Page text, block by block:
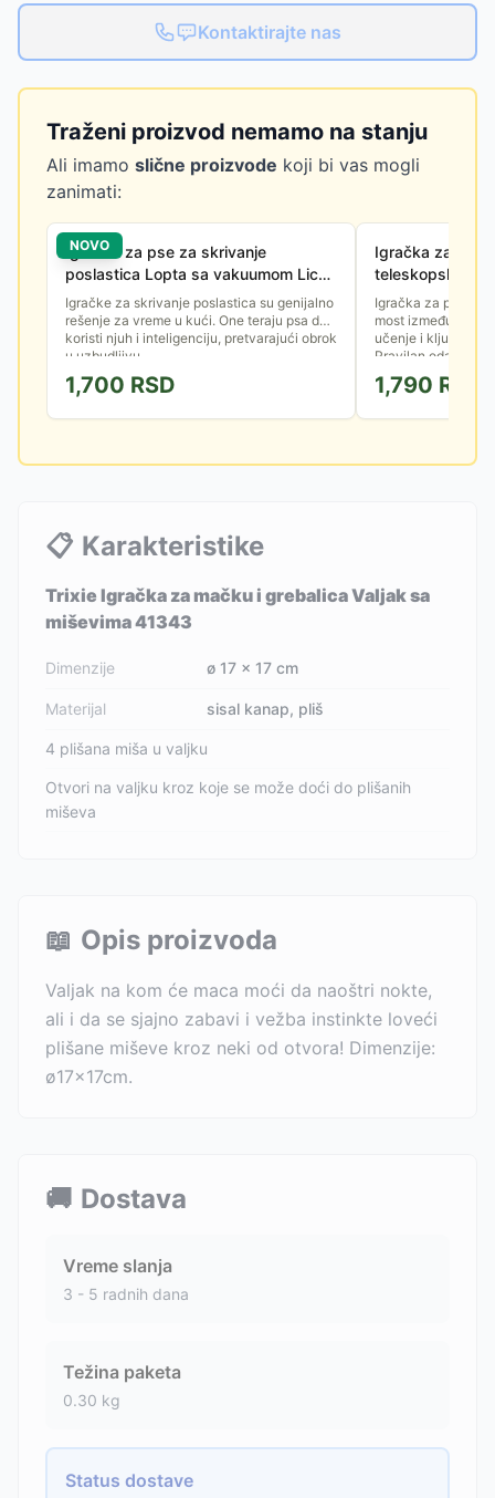
Kontaktirajte nas
Traženi proizvod nemamo na stanju
Ali imamo slične proizvode koji bi vas mogli
zanimati:
NOVO
Igračka za pse za skrivanje
poslastica Lopta sa vakuumom Lick
N Snack TRIXIE 33418
Igračke za skrivanje poslastica su genijalno
rešenje za vreme u kući. One teraju psa da
koristi njuh i inteligenciju, pretvarajući obrok
u uzbudljivu...
1,700 RSD
Igračka za pse
teleskopskom
TRIXIE 32145
Igračka za psa nije
most između vas i
učenje i ključ za
Pravilan odabir
1,790 RSD
📋 Karakteristike
Trixie Igračka za mačku i grebalica Valjak sa
miševima 41343
Dimenzije ø 17 × 17 cm
Materijal sisal kanap, pliš
4 plišana miša u valjku
Otvori na valjku kroz koje se može doći do plišanih
miševa
📖 Opis proizvoda
Valjak na kom će maca moći da naoštri nokte,
ali i da se sjajno zabavi i vežba instinkte loveći
plišane miševe kroz neki od otvora! Dimenzije:
ø17×17cm.
🚚 Dostava
Vreme slanja
3 - 5 radnih dana
Težina paketa
0.30 kg
Status dostave